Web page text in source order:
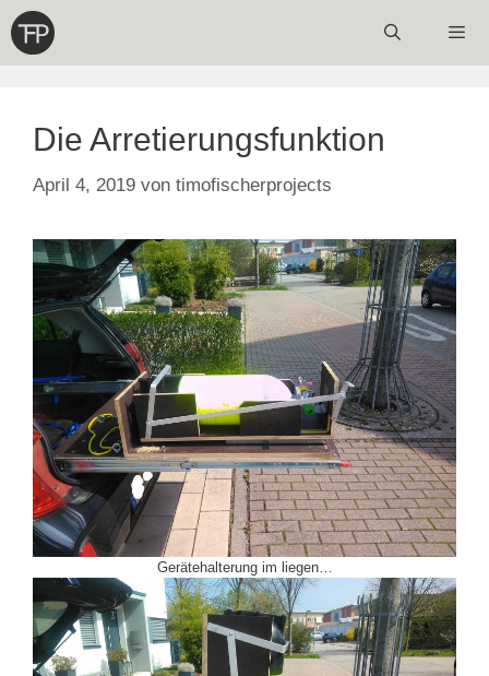
Zum
Inhalt
springen
Die Arretierungsfunktion
April 4, 2019 von timofischerprojects
Gerätehalterung im liegen…